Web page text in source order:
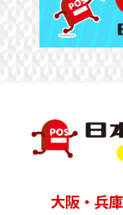
大阪・ 兵庫